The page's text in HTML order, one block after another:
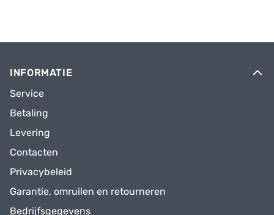
INFORMATIE
Service
Betaling
Levering
Contacten
Privacybeleid
Garantie, omruilen en retourneren
Bedrijfsgegevens